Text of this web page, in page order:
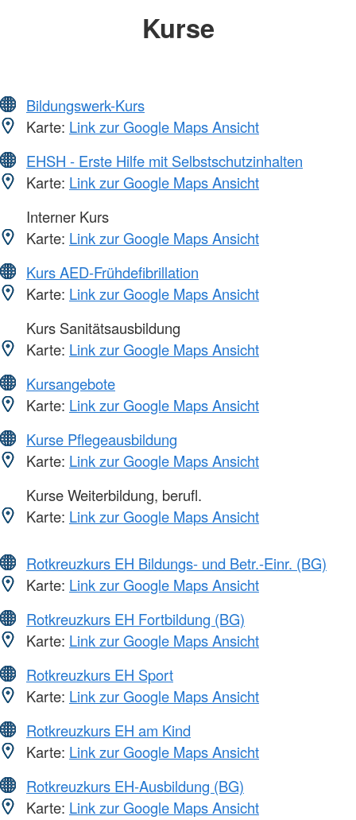
Kurse
Bildungswerk-Kurs
Karte: Link zur Google Maps Ansicht
EHSH - Erste Hilfe mit Selbstschutzinhalten
Karte: Link zur Google Maps Ansicht
Interner Kurs
Karte: Link zur Google Maps Ansicht
Kurs AED-Frühdefibrillation
Karte: Link zur Google Maps Ansicht
Kurs Sanitätsausbildung
Karte: Link zur Google Maps Ansicht
Kursangebote
Karte: Link zur Google Maps Ansicht
Kurse Pflegeausbildung
Karte: Link zur Google Maps Ansicht
Kurse Weiterbildung, berufl.
Karte: Link zur Google Maps Ansicht
Rotkreuzkurs EH Bildungs- und Betr.-Einr. (BG)
Karte: Link zur Google Maps Ansicht
Rotkreuzkurs EH Fortbildung (BG)
Karte: Link zur Google Maps Ansicht
Rotkreuzkurs EH Sport
Karte: Link zur Google Maps Ansicht
Rotkreuzkurs EH am Kind
Karte: Link zur Google Maps Ansicht
Rotkreuzkurs EH-Ausbildung (BG)
Karte: Link zur Google Maps Ansicht